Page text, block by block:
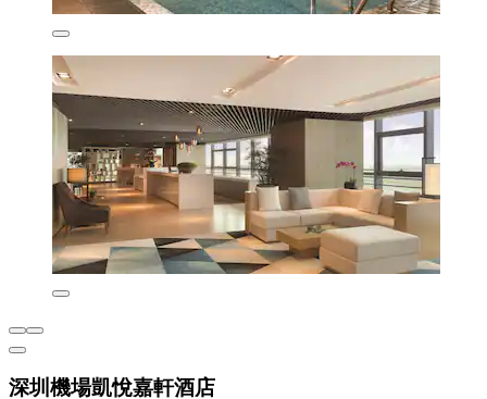
深圳機場凱悅嘉軒酒店